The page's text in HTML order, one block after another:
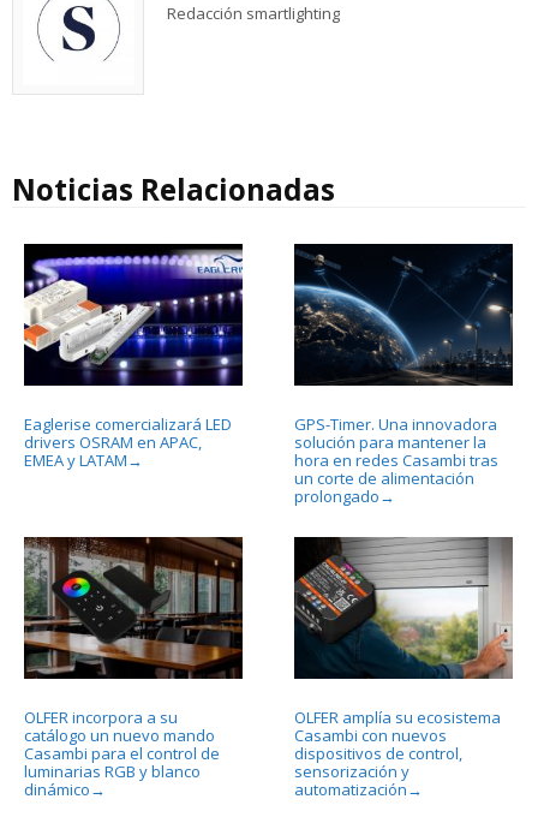
Redacción smartlighting
Noticias Relacionadas
Eaglerise comercializará LED
drivers OSRAM en APAC,
EMEA y LATAM →
GPS-Timer. Una innovadora
solución para mantener la
hora en redes Casambi tras
un corte de alimentación
prolongado →
OLFER incorpora a su
catálogo un nuevo mando
Casambi para el control de
luminarias RGB y blanco
dinámico →
OLFER amplía su ecosistema
Casambi con nuevos
dispositivos de control,
sensorización y
automatización →